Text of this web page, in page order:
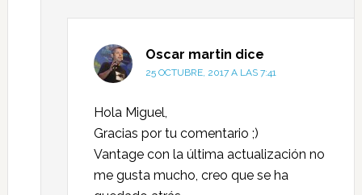
Oscar martin dice
25 OCTUBRE, 2017 A LAS 7:41
Hola Miguel,
Gracias por tu comentario ;)
Vantage con la última actualización no
me gusta mucho, creo que se ha